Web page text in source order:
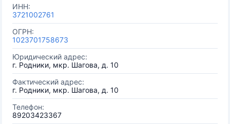
ИНН:
3721002761
ОГРН:
1023701758673
Юридический адрес:
г. Родники, мкр. Шагова, д. 10
Фактический адрес:
г. Родники, мкр. Шагова, д. 10
Телефон:
89203423367